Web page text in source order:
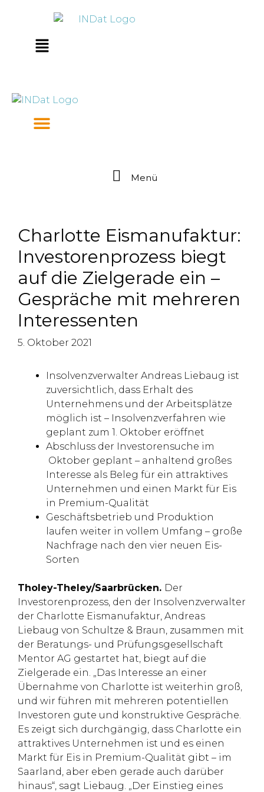
Main
Menü
Charlotte Eismanufaktur:
Investorenprozess biegt
auf die Zielgerade ein –
Gespräche mit mehreren
Interessenten
5. Oktober 2021
Insolvenzverwalter Andreas Liebaug ist
zuversichtlich, dass Erhalt des
Unternehmens und der Arbeitsplätze
möglich ist – Insolvenzverfahren wie
geplant zum 1. Oktober eröffnet
Abschluss der Investorensuche im
Oktober geplant – anhaltend großes
Interesse als Beleg für ein attraktives
Unternehmen und einen Markt für Eis
in Premium-Qualität
Geschäftsbetrieb und Produktion
laufen weiter in vollem Umfang – große
Nachfrage nach den vier neuen Eis-
Sorten
Tholey-Theley/Saarbrücken. Der
Investorenprozess, den der Insolvenzverwalter
der Charlotte Eismanufaktur, Andreas
Liebaug von Schultze & Braun, zusammen mit
der Beratungs- und Prüfungsgesellschaft
Mentor AG gestartet hat, biegt auf die
Zielgerade ein. „Das Interesse an einer
Übernahme von Charlotte ist weiterhin groß,
und wir führen mit mehreren potentiellen
Investoren gute und konstruktive Gespräche.
Es zeigt sich durchgängig, dass Charlotte ein
attraktives Unternehmen ist und es einen
Markt für Eis in Premium-Qualität gibt – im
Saarland, aber eben gerade auch darüber
hinaus“, sagt Liebaug. „Der Einstieg eines